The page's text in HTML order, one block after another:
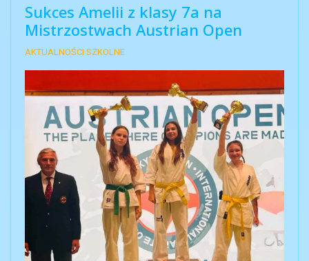
Sukces Amelii z klasy 7a na
Mistrzostwach Austrian Open
AKTUALNOŚCI SZKOLNE